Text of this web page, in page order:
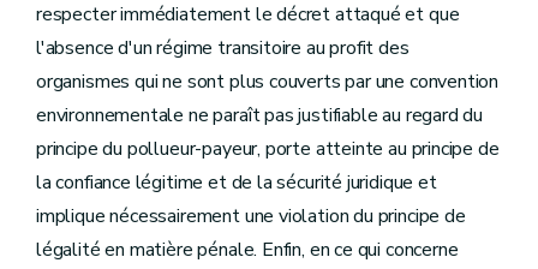
respecter immédiatement le décret attaqué et que
l'absence d'un régime transitoire au profit des
organismes qui ne sont plus couverts par une convention
environnementale ne paraît pas justifiable au regard du
principe du pollueur-payeur, porte atteinte au principe de
la confiance légitime et de la sécurité juridique et
implique nécessairement une violation du principe de
légalité en matière pénale. Enfin, en ce qui concerne